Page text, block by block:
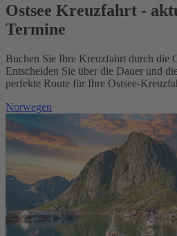
Ostsee Kreuzfahrt -
Termine
Buchen Sie Ihre Kreuzfahrt durch die
Entscheiden Sie über die Dauer und
perfekte Route für Ihre Ostsee-
Norwegen